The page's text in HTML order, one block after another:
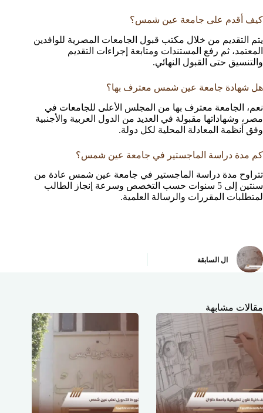
كيف أقدم على جامعة عين شمس؟
يتم التقديم من خلال مكتب قبول الجامعات المصرية للوافدين
المعتمد، ثم رفع المستندات ومتابعة إجراءات التقديم
والتنسيق حتى القبول النهائي.
هل شهادة جامعة عين شمس معترف بها؟
نعم، الجامعة معترف بها من المجلس الأعلى للجامعات في
مصر، وشهاداتها مقبولة في العديد من الدول العربية والأجنبية
وفق أنظمة المعادلة المحلية لكل دولة.
كم مدة دراسة الماجستير في جامعة عين شمس؟
تتراوح مدة دراسة الماجستير في جامعة عين شمس عادة من
سنتين إلى 5 سنوات حسب التخصص وسرعة إنجاز الطالب
لمتطلبات المقررات والرسالة العلمية.
ال السابقة
مقالات مشابهة